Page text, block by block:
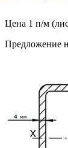
Цена 1 п/м
Предложение